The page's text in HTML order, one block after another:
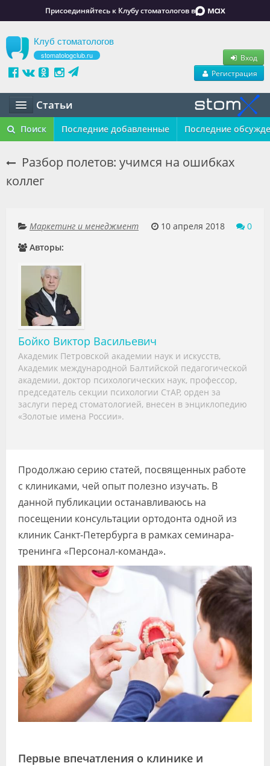
Присоединяйтесь к Клубу стоматологов в
Клуб стоматологов
stomatologclub.ru
Вход
Регистрация
Статьи
Статьи
Обучение
Резюме
Объявления
Форум
Клиники
Специалисты
Галерея
Блоги
Поиск Последние добавленные Последние
Разбор полетов: учимся на ошибках
коллег
Маркетинг и менеджмент 10 апреля 2018
0
Авторы:
Бойко Виктор Васильевич
Академик Петровской академии наук и искусств,
Академик международной Балтийской педагогической
академии, доктор психологических наук, профессор,
председатель секции психологии СтАР, орден за
заслуги перед стоматологией, внесен в энциклопедию
«Золотые имена России».
Продолжаю серию статей, посвященных работе
с клиниками, чей опыт полезно изучать. В
данной публикации останавливаюсь на
посещении консультации ортодонта одной из
клиник Санкт-Петербурга в рамках семинара-
тренинга «Персонал-команда».
Первые впечатления о клинике и